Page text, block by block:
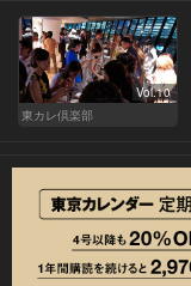
Vol.10
東カレ倶楽部